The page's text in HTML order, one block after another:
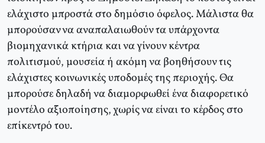
ελάχιστο μπροστά στο δημόσιο όφελος. Mάλιστα θα
μπορούσαν να αναπαλαιωθούν τα υπάρχοντα
βιομηχανικά κτήρια και να γίνουν κέντρα
πολιτισμού, μουσεία ή ακόμη να βοηθήσουν τις
ελάχιστες κοινωνικές υποδομές της περιοχής. Θα
μπορούσε δηλαδή να διαμορφωθεί ένα διαφορετικό
μοντέλο αξιοποίησης, χωρίς να είναι το κέρδος στο
επίκεντρό του.